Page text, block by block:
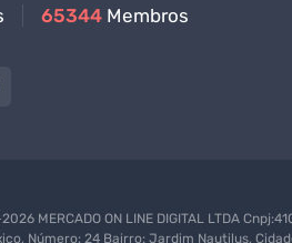
65344 Membros
MERCADO ON LINE DIGITAL LTDA
Número: 24 Bairro: Jardim Nautilus,